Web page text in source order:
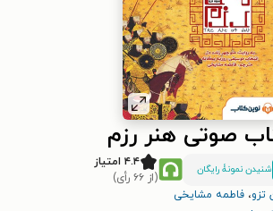
صوتی هنر رزم
شنیدن نمونۀ رایگان
۴.۴ امتیاز
(از ۶۶ رأی)
تزو، فاطمه مشایخی